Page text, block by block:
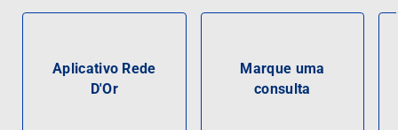
Aplicativo Rede
D'Or
Marque uma
consulta